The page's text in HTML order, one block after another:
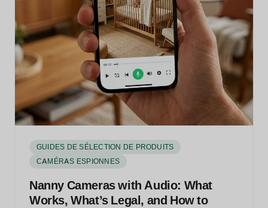
GUIDES DE SÉLECTION DE PRODUITS
CAMÉRAS ESPIONNES
Nanny Cameras with Audio: What
Works, What’s Legal, and How to